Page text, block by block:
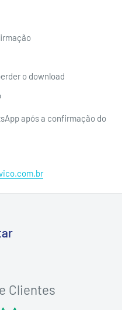
o download
após a confirmação do
Clientes